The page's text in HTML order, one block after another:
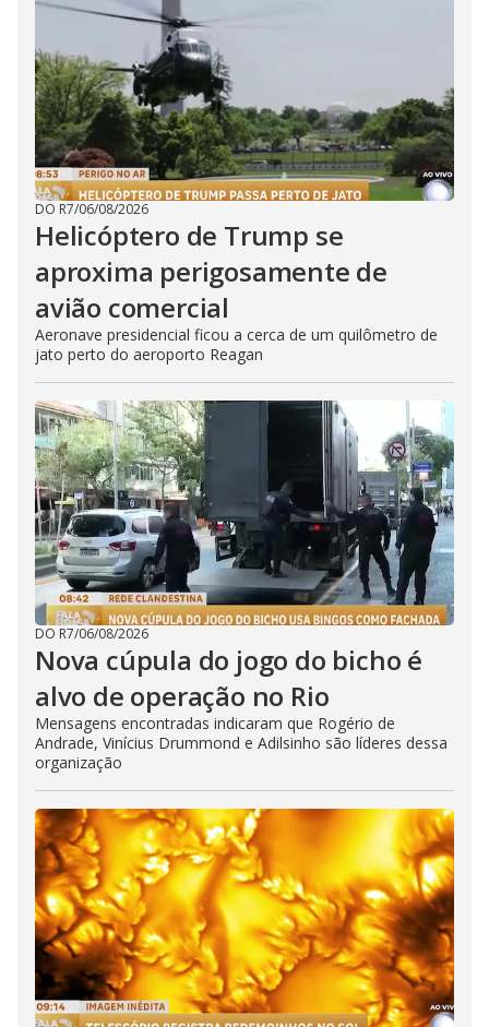
DO R7/06/08/2026
Helicóptero de Trump se
aproxima perigosamente de
avião comercial
Aeronave presidencial ficou a cerca de um quilômetro de
jato perto do aeroporto Reagan
DO R7/06/08/2026
Nova cúpula do jogo do bicho é
alvo de operação no Rio
Mensagens encontradas indicaram que Rogério de
Andrade, Vinícius Drummond e Adilsinho são líderes dessa
organização